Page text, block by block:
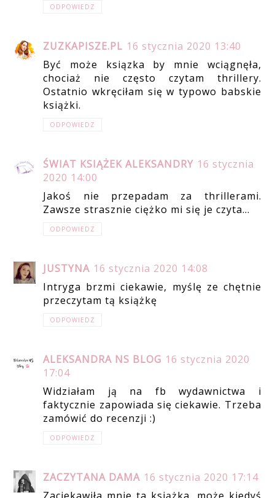
ODPOWIEDZ
ZUZKAPISZE.PL 16 stycznia 2020 13:40
Być może ksiązka by mnie wciągnęła,
chociaż nie często czytam thrillery.
Ostatnio wkręciłam się w typowo babskie
książki.
ODPOWIEDZ
ŚWIAT KSIĄŻEK ALEKSANDRY 16 stycznia
2020 14:00
Jakoś nie przepadam za thrillerami.
Zawsze strasznie ciężko mi się je czyta...
ODPOWIEDZ
JUSTYNA 16 stycznia 2020 14:08
Intryga brzmi ciekawie, myślę ze chętnie
przeczytam tą książkę
ODPOWIEDZ
ALEKSANDRA NS BLOG 16 stycznia 2020
17:04
Widziałam ją na fb wydawnictwa i
faktycznie zapowiada się ciekawie. Trzeba
zamówić do recenzji :)
ODPOWIEDZ
ZACZYTANA DAMA 16 stycznia 2020 17:14